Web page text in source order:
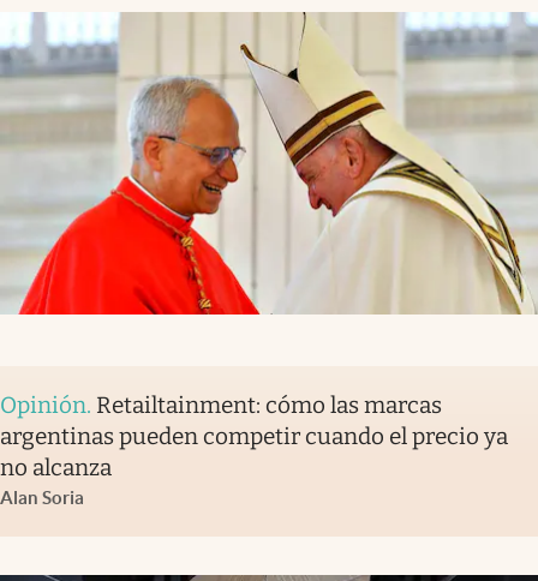
Opinión. Retailtainment: cómo las marcas
argentinas pueden competir cuando el precio ya
no alcanza
Alan Soria